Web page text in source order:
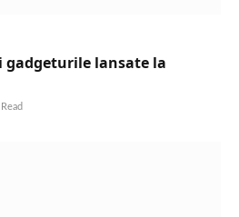
gadgeturile lansate la